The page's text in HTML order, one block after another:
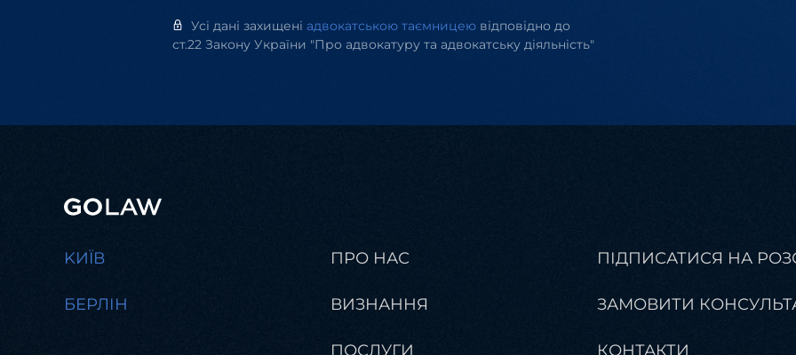
Усі дані захищені адвокатською таємницею відповідно до
ст.22 Закону України "Про адвокатуру та адвокатську діяльність"
ПРО НАС
ВИЗНАННЯ
ПОСЛУГИ
ПІДПИСАТИСЯ НА
ЗАМОВИТИ
КОНТАКТИ
KИЇВ
БЕРЛІН